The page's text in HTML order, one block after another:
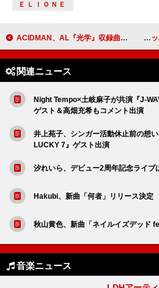
ＥＬＩＯＮＥ
ACIDMAN、AL『光学』収録曲「sonet」“ほんの小さな幸せ”をテーマにしたスペシャルビデオ公開 日
関連ニュース
Night Tempo×土岐麻子が共演『J-
ゲスト＆高畑充希もコメント出演
井上苑子、シンガー活動休止前の想
LUCKY 7』ゲスト出演
汐れいら、デビュー2周年記念ライ
Hakubi、新曲「何者」リリース決定
秋山黄色、新曲「ネイルイズデッド
音楽ニュース